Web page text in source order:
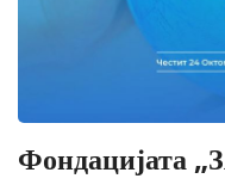
Фондацијата